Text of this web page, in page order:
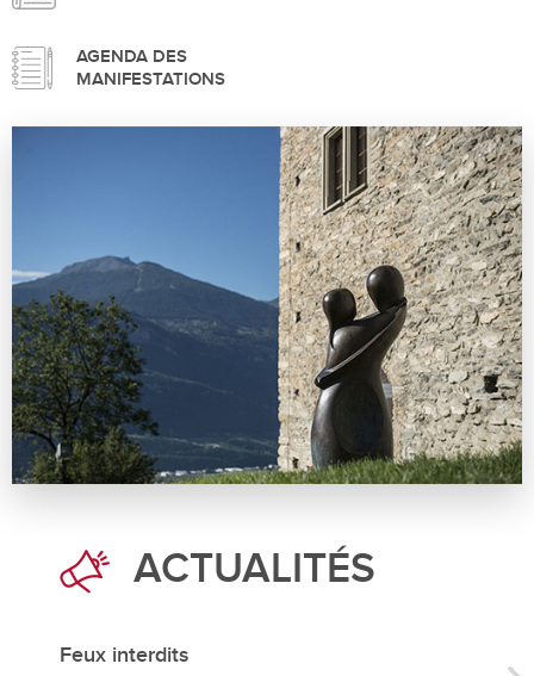
AGENDA DES
MANIFESTATIONS
ACTUALITÉS
Feux interdits